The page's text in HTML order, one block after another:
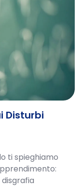
Disturbi
ti spieghiamo